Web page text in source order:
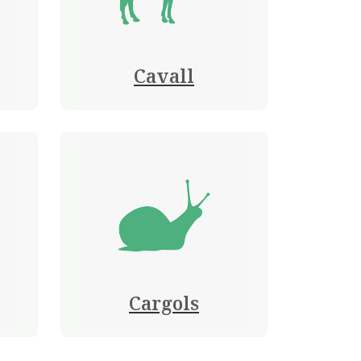
Cavall
Cargols